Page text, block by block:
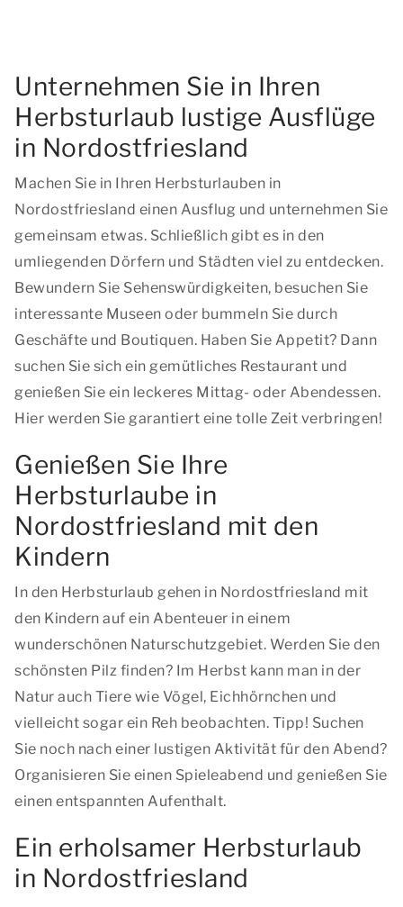
Unternehmen Sie in Ihren
Herbsturlaub lustige Ausflüge
in Nordostfriesland
Machen Sie in Ihren Herbsturlauben in
Nordostfriesland einen Ausflug und unternehmen Sie
gemeinsam etwas. Schließlich gibt es in den
umliegenden Dörfern und Städten viel zu entdecken.
Bewundern Sie Sehenswürdigkeiten, besuchen Sie
interessante Museen oder bummeln Sie durch
Geschäfte und Boutiquen. Haben Sie Appetit? Dann
suchen Sie sich ein gemütliches Restaurant und
genießen Sie ein leckeres Mittag- oder Abendessen.
Hier werden Sie garantiert eine tolle Zeit verbringen!
Genießen Sie Ihre
Herbsturlaube in
Nordostfriesland mit den
Kindern
In den Herbsturlaub gehen in Nordostfriesland mit
den Kindern auf ein Abenteuer in einem
wunderschönen Naturschutzgebiet. Werden Sie den
schönsten Pilz finden? Im Herbst kann man in der
Natur auch Tiere wie Vögel, Eichhörnchen und
vielleicht sogar ein Reh beobachten. Tipp! Suchen
Sie noch nach einer lustigen Aktivität für den Abend?
Organisieren Sie einen Spieleabend und genießen Sie
einen entspannten Aufenthalt.
Ein erholsamer Herbsturlaub
in Nordostfriesland